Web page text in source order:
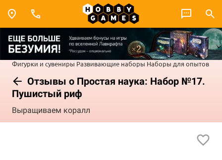
Фигурки и сувениры Развивающие наборы Наборы для опытов
Отзывы о Простая наука: Набор №17.
Пушистый риф
Выращиваем коралл